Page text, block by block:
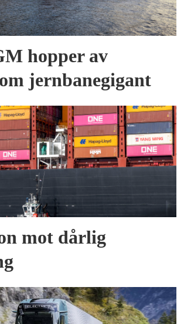
hopper av
jernbanegigant
mot dårlig